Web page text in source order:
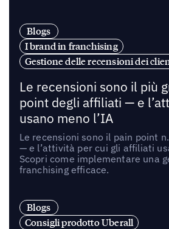
Blogs
I brand in franchising
Gestione delle recensioni dei
Le recensioni sono il più
point degli affiliati — e
usano meno l’IA
Le recensioni sono il pain point
— e l’attività per cui gli affiliati
Scopri come implementare una
franchising efficace.
Blogs
Consigli prodotto Uberall